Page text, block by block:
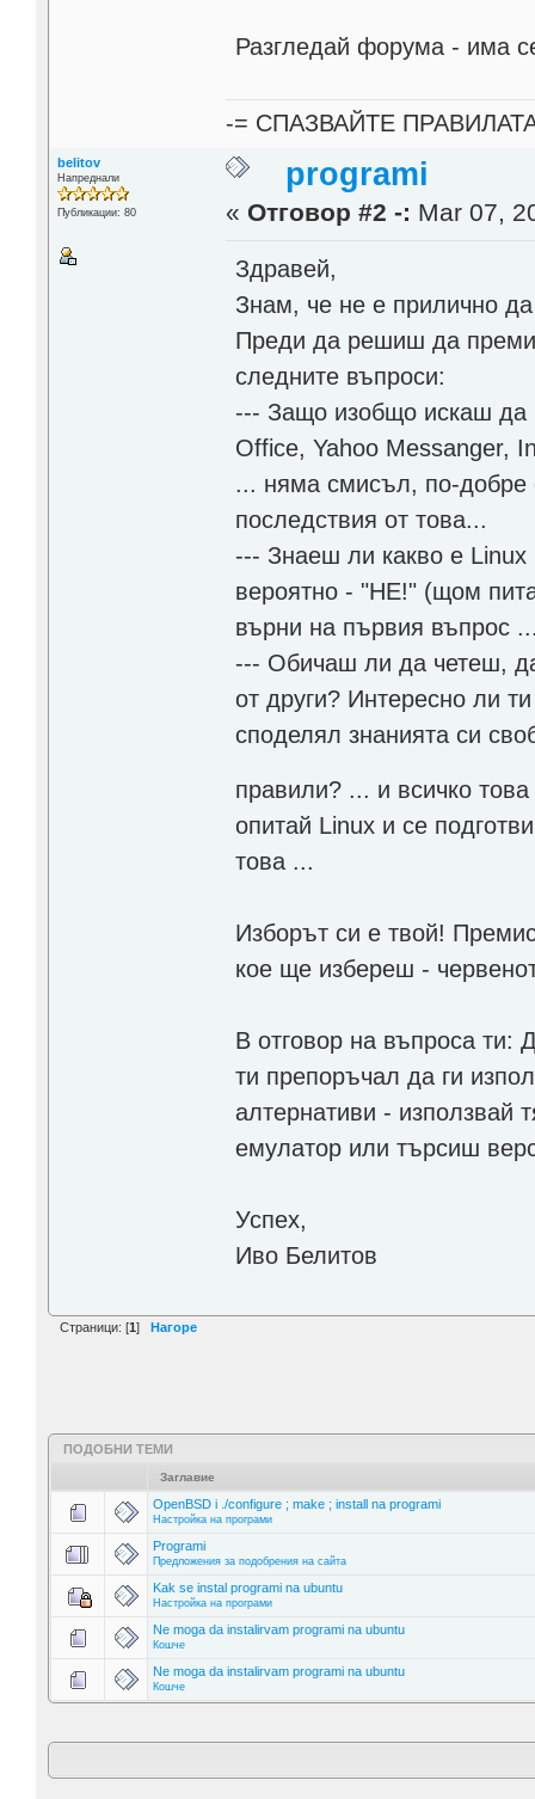
Разгледай форума - има
-= СПАЗВАЙТЕ
belitov
Напреднали
Публикации: 80
programi
« Отговор #2 -: Mar 07,
Здравей,
Знам, че не е прилично
Преди да решиш да
следните въпроси:
--- Защо изобщо искаш да
Office, Yahoo Messanger,
... няма смисъл, по-добре
последствия от това...
--- Знаеш ли какво е
вероятно - "НЕ!" (щом
върни на първия въпрос
--- Обичаш ли да четеш,
от други? Интересно ли
споделял знанията си
правили? ... и всичко
опитай Linux и се
това ...
Изборът си е твой!
кое ще избереш -
В отговор на въпроса ти:
ти препоръчал да ги
алтернативи - използвай
емулатор или търсиш
Успех,
Иво Белитов
Страници: [1 ] Нагоре
ПОДОБНИ ТЕМИ
Заглавие
OpenBSD i ./configure ; make ; install na programi
Настройка на програми
Programi
Предложения за подобрения на сайта
Kak se instal programi na ubuntu
Настройка на програми
Ne moga da instalirvam programi na ubuntu
Кошче
Ne moga da instalirvam programi na ubuntu
Кошче